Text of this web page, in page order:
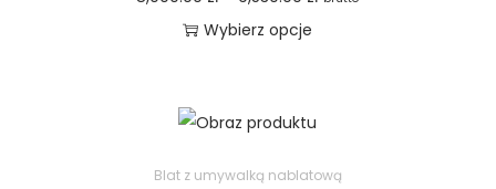
Wybierz opcje
Blat z umywalką nablatową